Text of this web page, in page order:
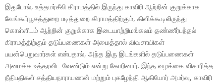
இதுபோல், உத்தமர்சீலி கிராமத்தில் இருந்து காவிரி ஆற்றின் குறுக்காக
வேங்கூர்பூசத்துறை படித்துறை கிராமத்திற்கும், கிளிக்கூடிலிருந்து
கொள்ளிடம் ஆற்றின் குறுக்காக இடையாற்றிமங்கலம் தண்ணீர்பந்தல்
கிராமத்திற்கும் தடுப்பணைகள் அமைத்தால் விவசாயிகள்
பயன்பெறுவார்கள் என்பதால், அந்த இரு இடங்களில் தடுப்பணைகள்
அமைக்க உத்தரவிட வேண்டும் என்று கோரினார். இந்த வழக்கை விசாரித்த
நீதிபதிகள் சத்தியநாராயணன் மற்றும் புகழேந்தி ஆகியோர் அமர்வு, காவிரி